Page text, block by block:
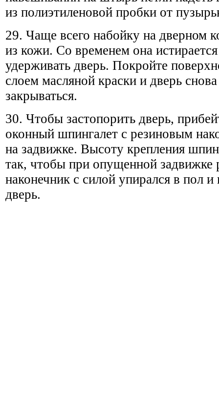
из полиэтиленовой пробки от
29. Чаще всего набойку на дверном
из кожи. Со временем она истирается
удерживать дверь. Покройте
слоем масляной краски и дверь
закрываться.
30. Чтобы застопорить дверь,
оконный шпингалет с резиновым
на задвижке. Высоту крепления
так, чтобы при опущенной задвижке
наконечник с силой упирался в пол
дверь.